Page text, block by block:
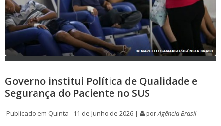
Governo institui Política de Qualidade e
Segurança do Paciente no SUS
Publicado em Quinta - 11 de Junho de 2026 | porAgência Brasil